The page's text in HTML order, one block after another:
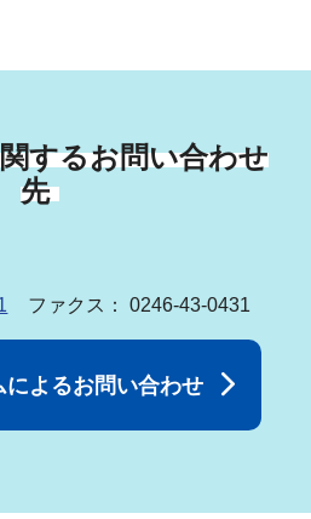
するお問い合わせ
先
ファクス： 0246-43-0431
によるお問い合わせ